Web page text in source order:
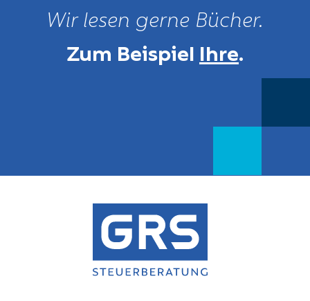
Wir lesen gerne Bücher.
Zum Beispiel Ihre.